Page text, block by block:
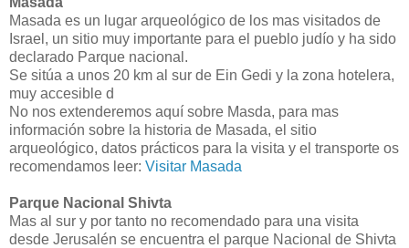
Masada es un lugar arqueológico de los mas visitados de
Israel, un sitio muy importante para el pueblo judío y ha sido
declarado Parque nacional.
Se sitúa a unos 20 km al sur de Ein Gedi y la zona hotelera,
muy accesible d
No nos extenderemos aquí sobre Masda, para mas
información sobre la historia de Masada, el sitio
arqueológico, datos prácticos para la visita y el transporte os
recomendamos leer: Visitar Masada
Parque Nacional Shivta
Mas al sur y por tanto no recomendado para una visita
desde Jerusalén se encuentra el parque Nacional de Shivta